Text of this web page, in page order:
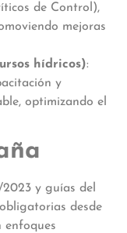
de Control),
mejoras
hídricos):
y
optimizando el
y guías del
desde
enfoques